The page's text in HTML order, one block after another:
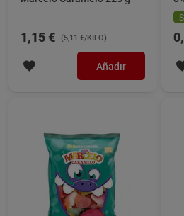
1,15 € (5,11 €/KILO)
Añadir